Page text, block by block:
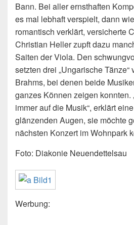
Bann. Bei aller ernsthaften
es mal lebhaft verspielt, dann
romantisch verklärt, versicherte
Christian Heller zupft dazu
Saiten der Viola. Den
setzten drei „Ungarische Tänze“
Brahms, bei denen beide
ganzes Können zeigen konnten.
immer auf die Musik“, erklärt
glänzenden Augen, sie möchte
nächsten Konzert im Wohnpark
Foto: Diakonie Neuendettelsau
Werbung: